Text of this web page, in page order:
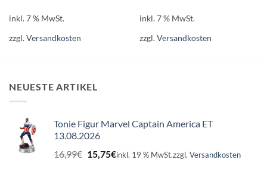
inkl. 7 % MwSt.
zzgl.Versandkosten
inkl. 7 % MwSt.
zzgl.Versandkosten
NEUESTE ARTIKEL
Tonie Figur Marvel Captain America ET
13.08.2026
16,99€ Ursprünglicher
Preis
15,75€Aktueller
inkl. 19 % MwSt.zzgl. Versandkosten